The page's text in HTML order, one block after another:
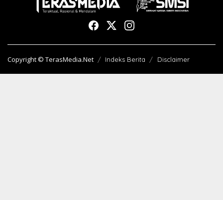
Copyright © TerasMedia.Net Indeks Berita Disclaimer